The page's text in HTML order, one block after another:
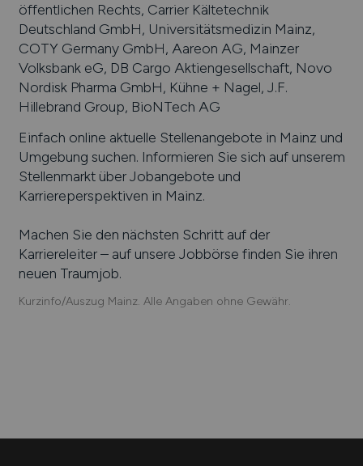
öffentlichen Rechts, Carrier Kältetechnik
Deutschland GmbH, Universitätsmedizin Mainz,
COTY Germany GmbH, Aareon AG, Mainzer
Volksbank eG, DB Cargo Aktiengesellschaft, Novo
Nordisk Pharma GmbH, Kühne + Nagel, J.F.
Hillebrand Group, BioNTech AG
Einfach online aktuelle Stellenangebote in Mainz und
Umgebung suchen. Informieren Sie sich auf unserem
Stellenmarkt über Jobangebote und
Karriereperspektiven in Mainz.
Machen Sie den nächsten Schritt auf der
Karriereleiter – auf unsere Jobbörse finden Sie ihren
neuen Traumjob.
Kurzinfo/Auszug Mainz. Alle Angaben ohne Gewähr.